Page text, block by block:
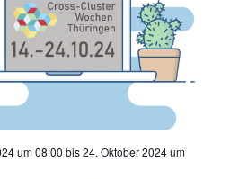
um 08:00 bis24. Oktober 2024 um